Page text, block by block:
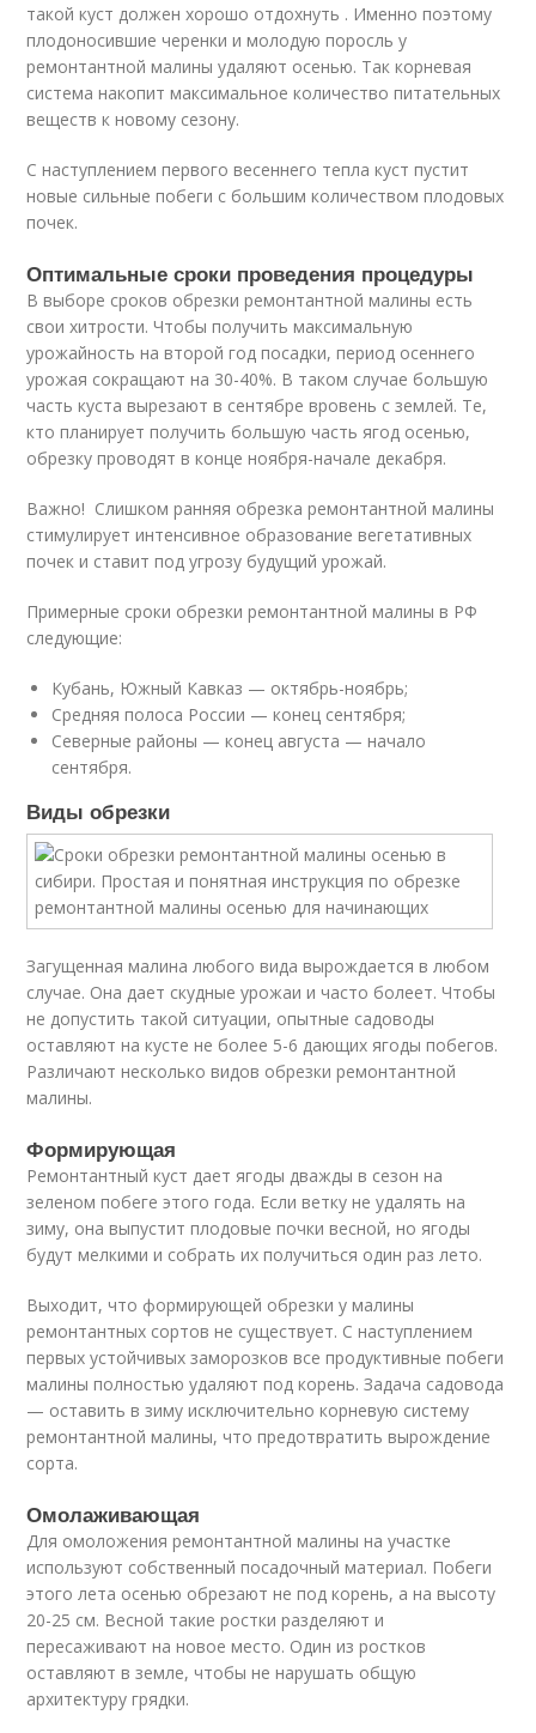
такой куст должен хорошо отдохнуть . Именно поэтому
плодоносившие черенки и молодую поросль у
ремонтантной малины удаляют осенью. Так корневая
система накопит максимальное количество питательных
веществ к новому сезону.
С наступлением первого весеннего тепла куст пустит
новые сильные побеги с большим количеством плодовых
почек.
Оптимальные сроки проведения процедуры
В выборе сроков обрезки ремонтантной малины есть
свои хитрости. Чтобы получить максимальную
урожайность на второй год посадки, период осеннего
урожая сокращают на 30-40%. В таком случае большую
часть куста вырезают в сентябре вровень с землей. Те,
кто планирует получить большую часть ягод осенью,
обрезку проводят в конце ноября-начале декабря.
Важно! Слишком ранняя обрезка ремонтантной малины
стимулирует интенсивное образование вегетативных
почек и ставит под угрозу будущий урожай.
Примерные сроки обрезки ремонтантной малины в РФ
следующие:
Кубань, Южный Кавказ — октябрь-ноябрь;
Средняя полоса России — конец сентября;
Северные районы — конец августа — начало
сентября.
Виды обрезки
Загущенная малина любого вида вырождается в любом
случае. Она дает скудные урожаи и часто болеет. Чтобы
не допустить такой ситуации, опытные садоводы
оставляют на кусте не более 5-6 дающих ягоды побегов.
Различают несколько видов обрезки ремонтантной
малины.
Формирующая
Ремонтантный куст дает ягоды дважды в сезон на
зеленом побеге этого года. Если ветку не удалять на
зиму, она выпустит плодовые почки весной, но ягоды
будут мелкими и собрать их получиться один раз лето.
Выходит, что формирующей обрезки у малины
ремонтантных сортов не существует. С наступлением
первых устойчивых заморозков все продуктивные побеги
малины полностью удаляют под корень. Задача садовода
— оставить в зиму исключительно корневую систему
ремонтантной малины, что предотвратить вырождение
сорта.
Омолаживающая
Для омоложения ремонтантной малины на участке
используют собственный посадочный материал. Побеги
этого лета осенью обрезают не под корень, а на высоту
20-25 см. Весной такие ростки разделяют и
пересаживают на новое место. Один из ростков
оставляют в земле, чтобы не нарушать общую
архитектуру грядки.